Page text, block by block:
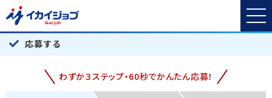
応募する
わずか３ステップ・60秒でかんたん応募！